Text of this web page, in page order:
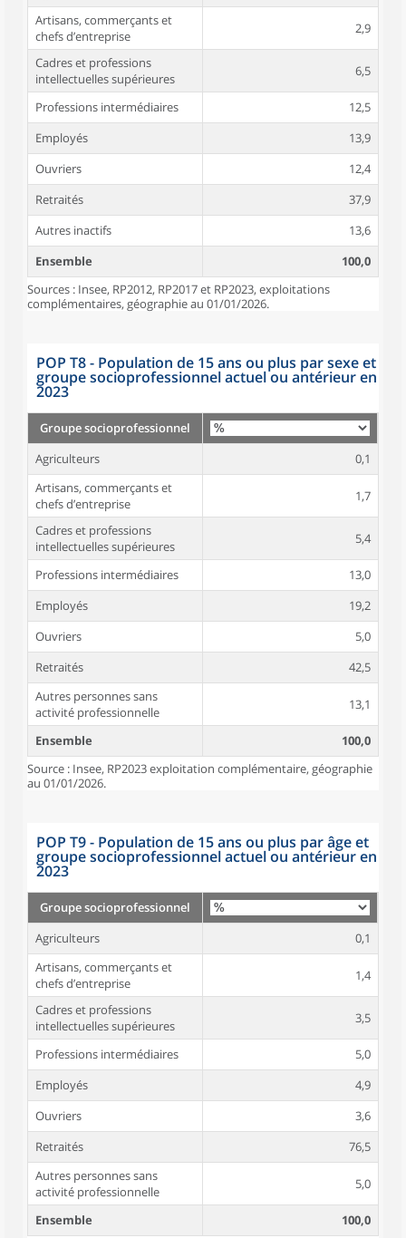
Artisans, commerçants et
chefs d’entreprise
2,9
Cadres et professions
intellectuelles supérieures
6,5
Professions intermédiaires
12,5
Employés
13,9
Ouvriers
12,4
Retraités
37,9
Autres inactifs
13,6
Ensemble
100,0
Sources : Insee, RP2012, RP2017 et RP2023, exploitations
complémentaires, géographie au 01/01/2026.
POP T8 - Population de 15 ans ou plus par sexe et
groupe socioprofessionnel actuel ou antérieur en
2023
Groupe socioprofessionnel
Agriculteurs
0,1
Artisans, commerçants et
chefs d’entreprise
1,7
Cadres et professions
intellectuelles supérieures
5,4
Professions intermédiaires
13,0
Employés
19,2
Ouvriers
5,0
Retraités
42,5
Autres personnes sans
activité professionnelle
13,1
Ensemble
100,0
Source : Insee, RP2023 exploitation complémentaire, géographie
au 01/01/2026.
POP T9 - Population de 15 ans ou plus par âge et
groupe socioprofessionnel actuel ou antérieur en
2023
Groupe socioprofessionnel
Agriculteurs
0,1
Artisans, commerçants et
chefs d’entreprise
1,4
Cadres et professions
intellectuelles supérieures
3,5
Professions intermédiaires
5,0
Employés
4,9
Ouvriers
3,6
Retraités
76,5
Autres personnes sans
activité professionnelle
5,0
Ensemble
100,0